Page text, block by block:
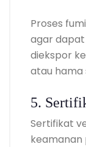
Proses
agar
diekspor
atau hama
5.
Sertifikat
keamanan